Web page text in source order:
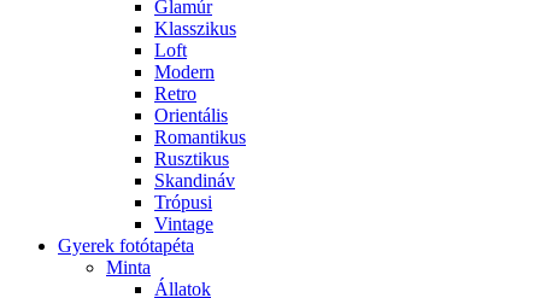
Glamúr
Klasszikus
Loft
Modern
Retro
Orientális
Romantikus
Rusztikus
Skandináv
Trópusi
Vintage
Gyerek fotótapéta
Minta
Állatok